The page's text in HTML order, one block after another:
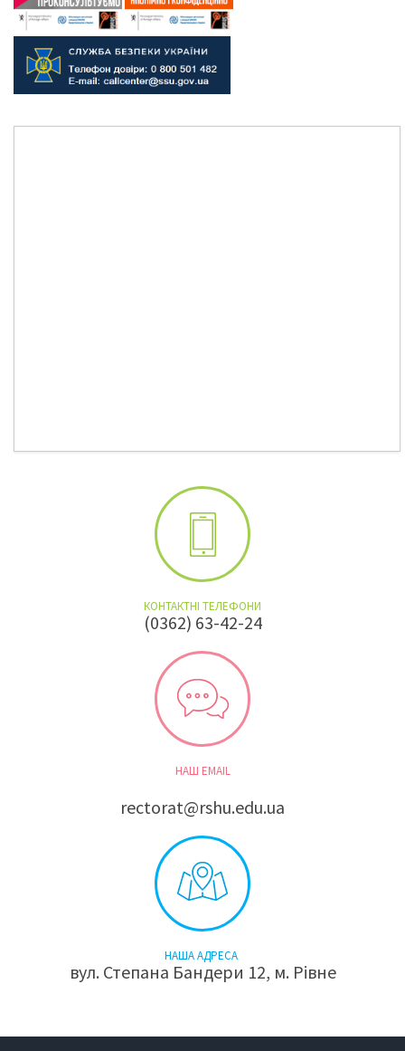
КОНТАКТНІ ТЕЛЕФОНИ
(0362) 63-42-24
НАШ EMAIL
rectorat@rshu.edu.ua
НАША АДРЕСА
вул. Степана Бандери 12, м. Рівне